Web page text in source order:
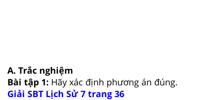
A. Trắc nghiệm
Bài tập 1: Hãy xác định phương án đúng.
Giải SBT Lịch Sử 7 trang 36